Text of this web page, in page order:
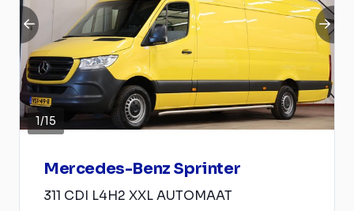
1/15
Mercedes-Benz Sprinter
311 CDI L4H2 XXL AUTOMAAT